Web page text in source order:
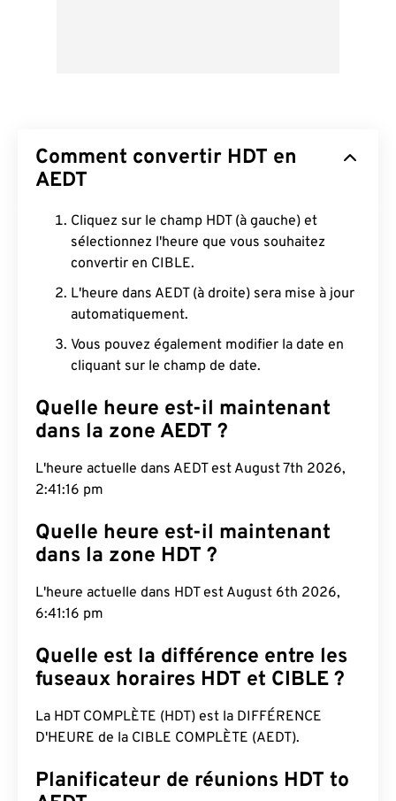
Comment convertir HDT en
AEDT
Cliquez sur le champ HDT (à gauche) et
sélectionnez l'heure que vous souhaitez
convertir en CIBLE.
L'heure dans AEDT (à droite) sera mise à jour
automatiquement.
Vous pouvez également modifier la date en
cliquant sur le champ de date.
Quelle heure est-il maintenant
dans la zone AEDT ?
L'heure actuelle dans AEDT est August 7th 2026,
2:41:17 pm
Quelle heure est-il maintenant
dans la zone HDT ?
L'heure actuelle dans HDT est August 6th 2026,
6:41:17 pm
Quelle est la différence entre les
fuseaux horaires HDT et CIBLE ?
La HDT COMPLÈTE (HDT) est la DIFFÉRENCE
D'HEURE de la CIBLE COMPLÈTE (AEDT).
Planificateur de réunions HDT to